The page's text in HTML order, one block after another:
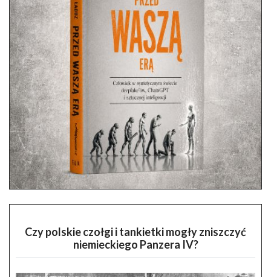
Czy polskie czołgi i tankietki mogły zniszczyć
niemieckiego Panzera IV?